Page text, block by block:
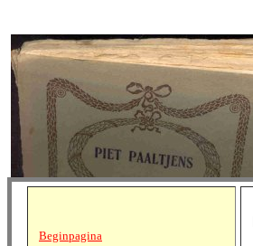
Beginpagina